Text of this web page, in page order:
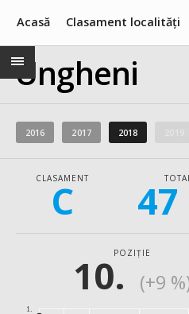
Acasă Clasament localități
Ungheni
2016 2017 2018
CLASAMENT
C 47
POZIȚIE
10. (+9
1.